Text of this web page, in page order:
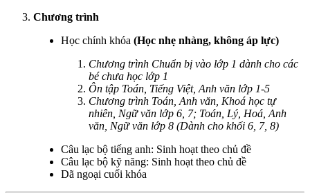
Chương trình
Học chính khóa (Học nhẹ nhàng, không áp lực)
Chương trình Chuẩn bị vào lớp 1 dành cho các
bé chưa học lớp 1
Ôn tập Toán, Tiếng Việt, Anh văn lớp 1-5
Chương trình Toán, Anh văn, Khoá học tự
nhiên, Ngữ văn lớp 6, 7; Toán, Lý, Hoá, Anh
văn, Ngữ văn lớp 8 (Dành cho khối 6, 7, 8)
Câu lạc bộ tiếng anh: Sinh hoạt theo chủ đề
Câu lạc bộ kỹ năng: Sinh hoạt theo chủ đề
Dã ngoại cuối khóa